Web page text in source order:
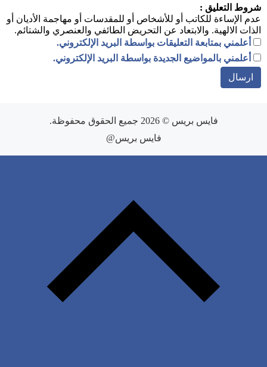
شروط التعليق :
عدم الإساءة للكاتب أو للأشخاص أو للمقدسات أو مهاجمة الأديان أو
الذات الالهية. والابتعاد عن التحريض الطائفي والعنصري والشتائم.
أعلمني بمتابعة التعليقات بواسطة البريد الإلكتروني.
أعلمني بالمواضيع الجديدة بواسطة البريد الإلكتروني.
فايس بريس © 2026 جميع الحقوق محفوظة.
فايس بريس@